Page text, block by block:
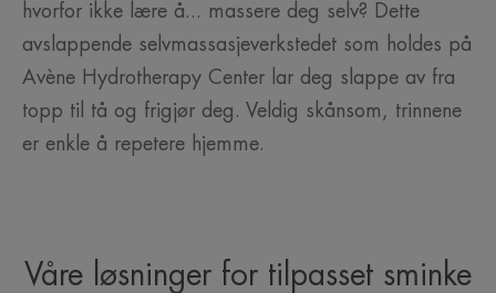
hvorfor ikke lære å... massere deg selv? Dette
avslappende selvmassasjeverkstedet som holdes på
Avène Hydrotherapy Center lar deg slappe av fra
topp til tå og frigjør deg. Veldig skånsom, trinnene
er enkle å repetere hjemme.
Våre løsninger for tilpasset sminke